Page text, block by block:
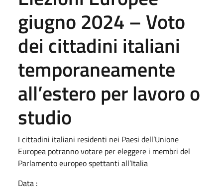
giugno 2024 – Voto
dei cittadini italiani
temporaneamente
all’estero per lavoro o
studio
I cittadini italiani residenti nei Paesi dell’Unione
Europea potranno votare per eleggere i membri del
Parlamento europeo spettanti all’Italia
Data :